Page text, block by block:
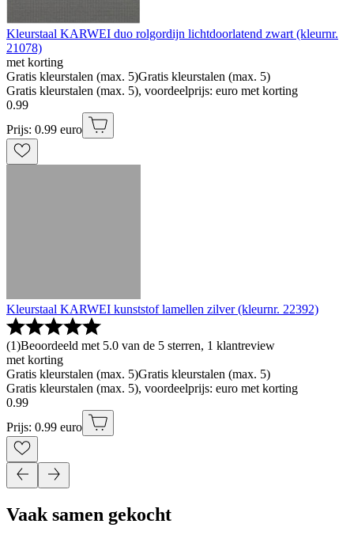
Kleurstaal KARWEI duo rolgordijn lichtdoorlatend zwart (kleurnr.
21078)
met korting
Gratis kleurstalen (max. 5)Gratis kleurstalen (max. 5)
Gratis kleurstalen (max. 5), voordeelprijs: euro met korting
0.99
Prijs: 0.99 euro
Kleurstaal KARWEI kunststof lamellen zilver (kleurnr. 22392)
(1)Beoordeeld met 5.0 van de 5 sterren, 1 klantreview
met korting
Gratis kleurstalen (max. 5)Gratis kleurstalen (max. 5)
Gratis kleurstalen (max. 5), voordeelprijs: euro met korting
0.99
Prijs: 0.99 euro
Vaak samen gekocht